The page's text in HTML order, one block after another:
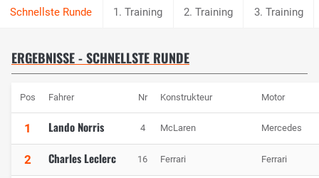
1. Training 2. Training 3. Training
ERGEBNISSE - SCHNELLSTE RUNDE
Pos Fahrer Nr Konstrukteur Motor
1 Lando Norris 4 McLaren Mercedes
2 Charles Leclerc 16 Ferrari Ferrari